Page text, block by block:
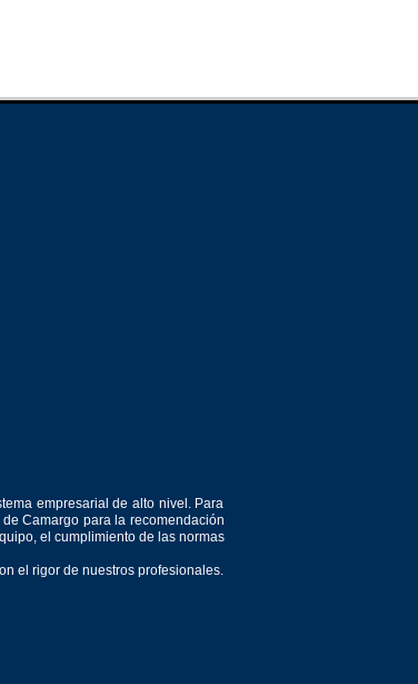
empresarial de alto nivel. Para
Camargo para la recomendación
el cumplimiento de las normas
el rigor de nuestros profesionales.